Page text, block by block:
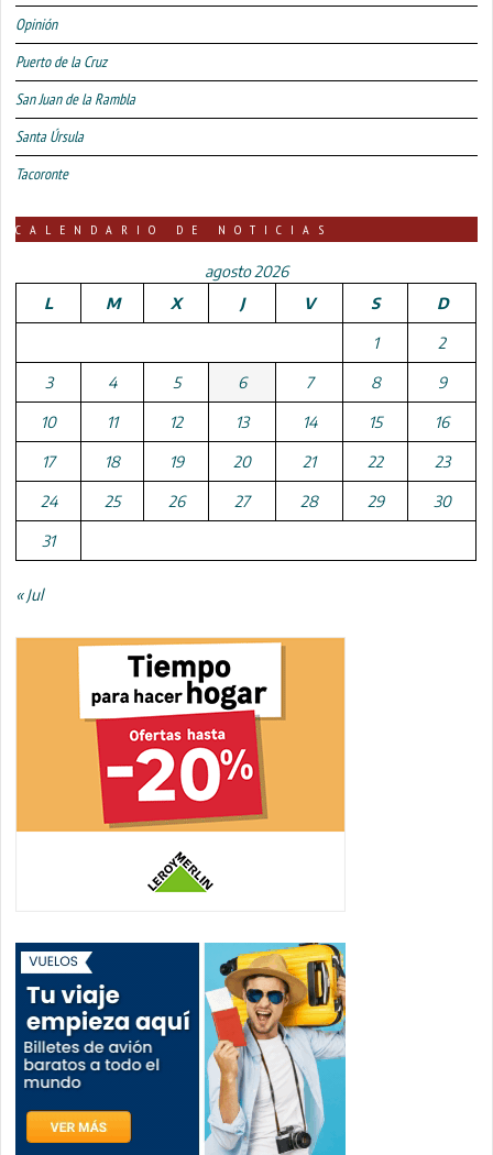
Opinión
Puerto de la Cruz
San Juan de la Rambla
Santa Úrsula
Tacoronte
CALENDARIO DE NOTICIAS
agosto 2026
L
M X J V S D
1 2
3 4 5 6 7 8 9
10 11 12 13 14 15 16
17 18 19 20 21 22 23
24 25 26 27 28 29 30
31
« Jul